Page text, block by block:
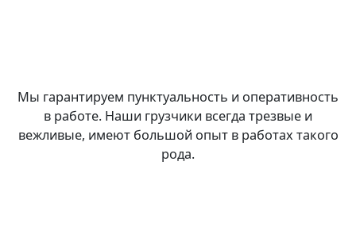
Мы гарантируем пунктуальность и оперативность
в работе. Наши грузчики всегда трезвые и
вежливые, имеют большой опыт в работах такого
рода.